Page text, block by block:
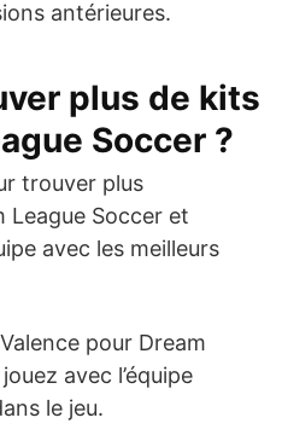
antérieures.
plus de kits
Soccer ?
trouver plus
League Soccer et
avec les meilleurs
pour Dream
avec l’équipe
le jeu.